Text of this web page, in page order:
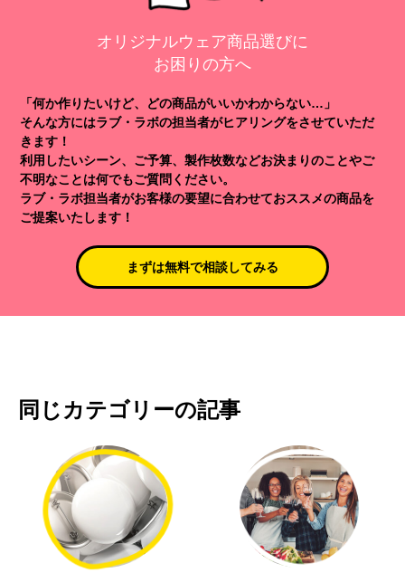
オリジナルウェア商品選びに
お困りの方へ
「何か作りたいけど、どの商品がいいかわからない…」
そんな方にはラブ・ラボの担当者がヒアリングをさせていただ
きます！
利用したいシーン、ご予算、製作枚数などお決まりのことやご
不明なことは何でもご質問ください。
ラブ・ラボ担当者がお客様の要望に合わせておススメの商品を
ご提案いたします！
まずは無料で相談してみる
同じカテゴリーの記事